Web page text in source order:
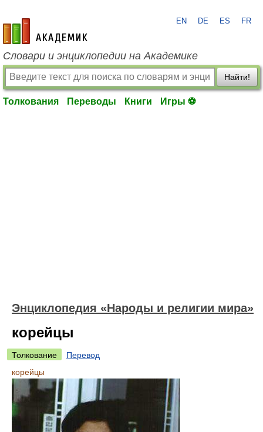
academic.ru
EN DE ES FR
Словари и энциклопедии на Академике
Найти!
Толкования Переводы Книги Игры ⚽
Энциклопедия «Народы и религии мира»
корейцы
Толкование
Перевод
корейцы